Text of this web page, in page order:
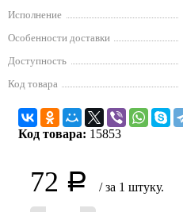
Исполнение
Особенности доставки
Доступность
Код товара
Код товара: 15853
72 Р / за 1 штуку.